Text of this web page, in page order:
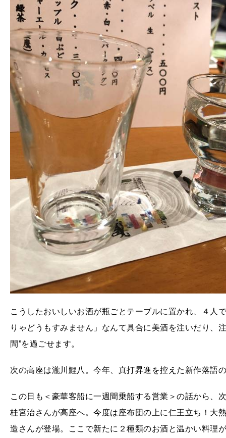
こうしたおいしいお酒が瓶ごとテーブルに置かれ、４人
りゃどうもすみません」なんて具合に美酒を注いだり、
間”を過ごせます。
次の高座は瀧川鯉八。今年、真打昇進を控えた新作落語
この日も＜豪華客船に一週間乗船する営業＞の話から、
桂宮治さんが高座へ。今度は座布団の上に仁王立ち！大
造さんが登場。ここで新たに２種類のお酒と温かい料理